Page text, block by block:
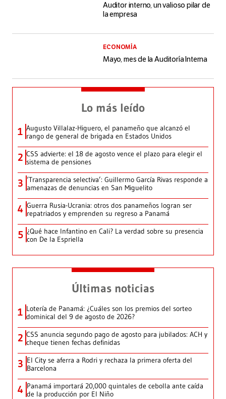
Auditor interno, un valioso pilar de
la empresa
ECONOMÍA
Mayo, mes de la Auditoría Interna
Lo más leído
1 Augusto Villalaz-Higuero, el panameño que alcanzó el
rango de general de brigada en Estados Unidos
2 CSS advierte: el 18 de agosto vence el plazo para elegir el
sistema de pensiones
3 ‘Transparencia selectiva’: Guillermo García Rivas responde a
amenazas de denuncias en San Miguelito
4 Guerra Rusia-Ucrania: otros dos panameños logran ser
repatriados y emprenden su regreso a Panamá
5 ¿Qué hace Infantino en Cali? La verdad sobre su presencia
con De la Espriella
Últimas noticias
1 Lotería de Panamá: ¿Cuáles son los premios del sorteo
dominical del 9 de agosto de 2026?
2 CSS anuncia segundo pago de agosto para jubilados: ACH y
cheque tienen fechas definidas
3 El City se aferra a Rodri y rechaza la primera oferta del
Barcelona
4 Panamá importará 20,000 quintales de cebolla ante caída
de la producción por El Niño